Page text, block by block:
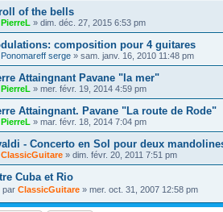
of the bells
PierreL » dim. déc. 27, 2015 6:53 pm
composition pour 4 guitares
Ponomareff serge » sam. janv. 16, 2010 11:48 pm
Attaingnant Pavane "la mer"
PierreL » mer. févr. 19, 2014 4:59 pm
Attaingnant. Pavane "La route de Rode"
PierreL » mar. févr. 18, 2014 7:04 pm
- Concerto en Sol pour deux
ClassicGuitare » dim. févr. 20, 2011 7:51 pm
Cuba et Rio
par ClassicGuitare » mer. oct. 31, 2007 12:58 pm